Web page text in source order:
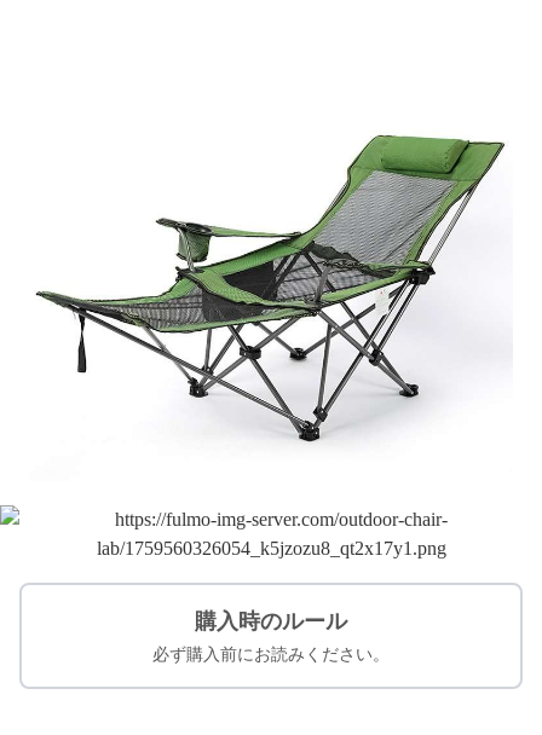
購入時のルール
必ず購入前にお読みください。